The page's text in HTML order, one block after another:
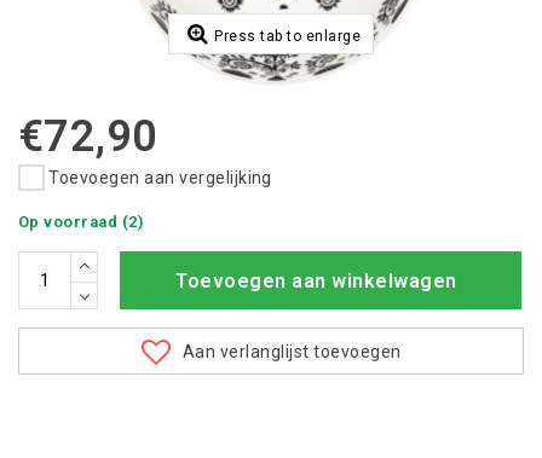
Press tab to enlarge
€72,90
Toevoegen aan vergelijking
Op voorraad (2)
Toevoegen aan winkelwagen
Aan verlanglijst toevoegen